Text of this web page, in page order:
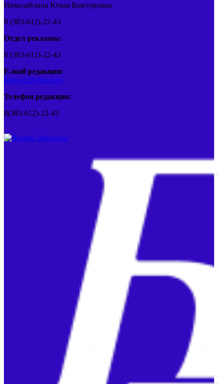
Николайзина Юлия Викторовна
8 (383-612)-22-43
Отдел рекламы:
8 (383-612)-22-43
E-mail редакции:
barvest20@mail.ru
Телефон редакции:
8(383-612)-22-43